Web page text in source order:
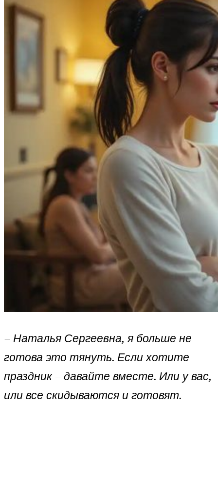
– Наталья Сергеевна, я больше не
готова это тянуть. Если хотите
праздник – давайте вместе. Или у вас,
или все скидываются и готовят.